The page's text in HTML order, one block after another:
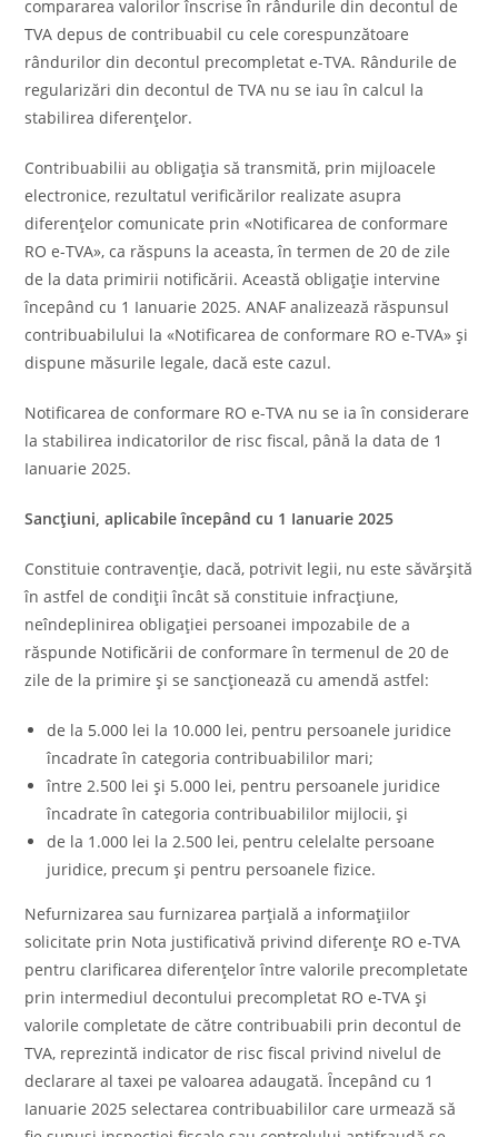
compararea valorilor înscrise în rândurile din decontul de
TVA depus de contribuabil cu cele corespunzătoare
rândurilor din decontul precompletat e-TVA. Rândurile de
regularizări din decontul de TVA nu se iau în calcul la
stabilirea diferenţelor.
Contribuabilii au obligaţia să transmită, prin mijloacele
electronice, rezultatul verificărilor realizate asupra
diferenţelor comunicate prin «Notificarea de conformare
RO e-TVA», ca răspuns la aceasta, în termen de 20 de zile
de la data primirii notificării. Această obligaţie intervine
începând cu 1 Ianuarie 2025. ANAF analizează răspunsul
contribuabilului la «Notificarea de conformare RO e-TVA» şi
dispune măsurile legale, dacă este cazul.
Notificarea de conformare RO e-TVA nu se ia în considerare
la stabilirea indicatorilor de risc fiscal, până la data de 1
Ianuarie 2025.
Sancţiuni, aplicabile începând cu 1 Ianuarie 2025
Constituie contravenţie, dacă, potrivit legii, nu este săvărşită
în astfel de condiţii încât să constituie infracţiune,
neîndeplinirea obligaţiei persoanei impozabile de a
răspunde Notificării de conformare în termenul de 20 de
zile de la primire şi se sancţionează cu amendă astfel:
de la 5.000 lei la 10.000 lei, pentru persoanele juridice
încadrate în categoria contribuabililor mari;
între 2.500 lei şi 5.000 lei, pentru persoanele juridice
încadrate în categoria contribuabililor mijlocii, şi
de la 1.000 lei la 2.500 lei, pentru celelalte persoane
juridice, precum şi pentru persoanele fizice.
Nefurnizarea sau furnizarea parţială a informaţiilor
solicitate prin Nota justificativă privind diferenţe RO e-TVA
pentru clarificarea diferenţelor între valorile precompletate
prin intermediul decontului precompletat RO e-TVA şi
valorile completate de către contribuabili prin decontul de
TVA, reprezintă indicator de risc fiscal privind nivelul de
declarare al taxei pe valoarea adaugată. Ȋncepând cu 1
Ianuarie 2025 selectarea contribuabililor care urmează să